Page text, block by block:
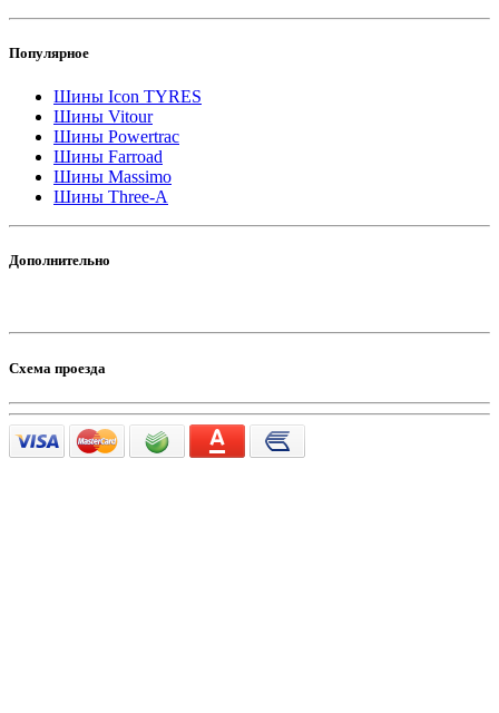
Популярное
Шины Icon TYRES
Шины Vitour
Шины Powertrac
Шины Farroad
Шины Massimo
Шины Three-A
Дополнительно
Схема проезда